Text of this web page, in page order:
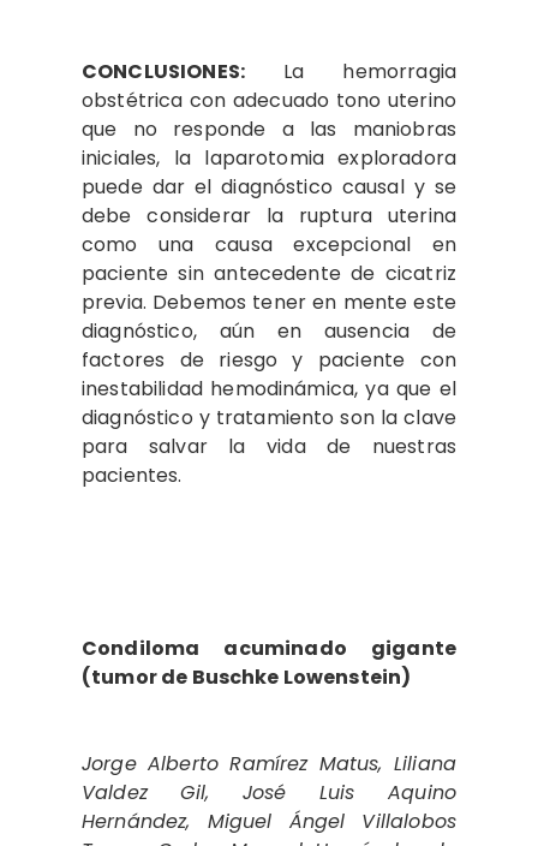
CONCLUSIONES: La hemorragia
obstétrica con adecuado tono uterino
que no responde a las maniobras
iniciales, la laparotomia exploradora
puede dar el diagnóstico causal y se
debe considerar la ruptura uterina
como una causa excepcional en
paciente sin antecedente de cicatriz
previa. Debemos tener en mente este
diagnóstico, aún en ausencia de
factores de riesgo y paciente con
inestabilidad hemodinámica, ya que el
diagnóstico y tratamiento son la clave
para salvar la vida de nuestras
pacientes.
Condiloma acuminado gigante
(tumor de Buschke Lowenstein)
Jorge Alberto Ramírez Matus, Liliana
Valdez Gil, José Luis Aquino
Hernández, Miguel Ángel Villalobos